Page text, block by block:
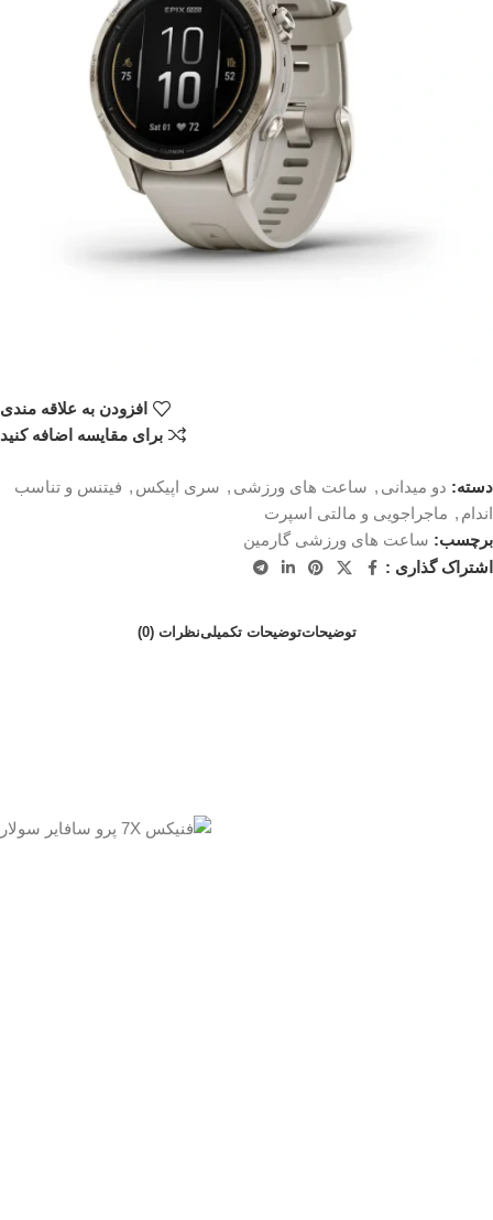
افزودن به علاقه مندی
برای مقایسه اضافه کنید
دسته: دو میدانی , ساعت های ورزشی , سری اپیکس , فیتنس و تناسب
اندام , ماجراجویی و مالتی اسپرت
برچسب: ساعت های ورزشی گارمین
اشتراک گذاری :
توضیحاتتوضیحات تکمیلینظرات (0)